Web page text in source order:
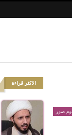
صور
الاكثر قراءة